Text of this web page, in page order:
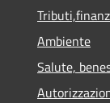
Ambiente
Salute,